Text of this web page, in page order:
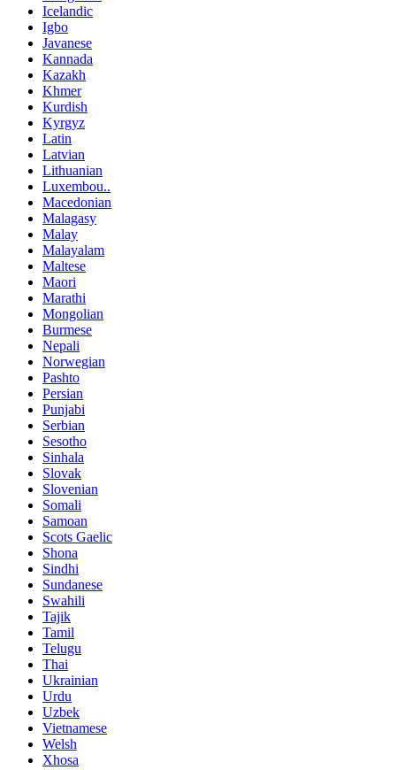
Icelandic
Igbo
Javanese
Kannada
Kazakh
Khmer
Kurdish
Kyrgyz
Latin
Latvian
Lithuanian
Luxembou..
Macedonian
Malagasy
Malay
Malayalam
Maltese
Maori
Marathi
Mongolian
Burmese
Nepali
Norwegian
Pashto
Persian
Punjabi
Serbian
Sesotho
Sinhala
Slovak
Slovenian
Somali
Samoan
Scots Gaelic
Shona
Sindhi
Sundanese
Swahili
Tajik
Tamil
Telugu
Thai
Ukrainian
Urdu
Uzbek
Vietnamese
Welsh
Xhosa